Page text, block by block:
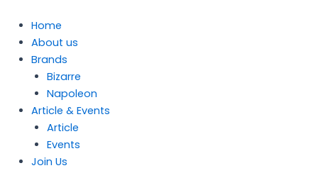
content
Home
About us
Brands
Bizarre
Napoleon
Article & Events
Article
Events
Join Us